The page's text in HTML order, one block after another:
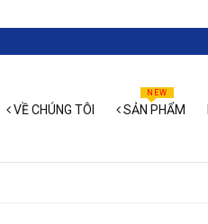
VỀ CHÚNG TÔI
NEW
SẢN PHẨM